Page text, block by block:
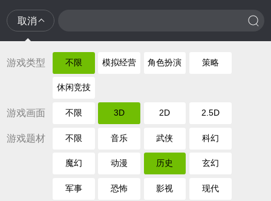
取消
游戏类型 不限 模拟经营 角色扮演 策略
休闲竞技
游戏画面 不限 3D 2D 2.5D
游戏题材 不限 音乐 武侠 科幻
魔幻 动漫 历史 玄幻
军事 恐怖 影视 现代